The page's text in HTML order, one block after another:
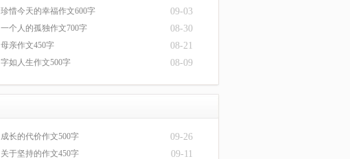
珍惜今天的幸福作文600字 09-03
一个人的孤独作文700字 08-30
母亲作文450字 08-21
字如人生作文500字 08-09
成长的代价作文500字 09-26
关于坚持的作文450字 09-11